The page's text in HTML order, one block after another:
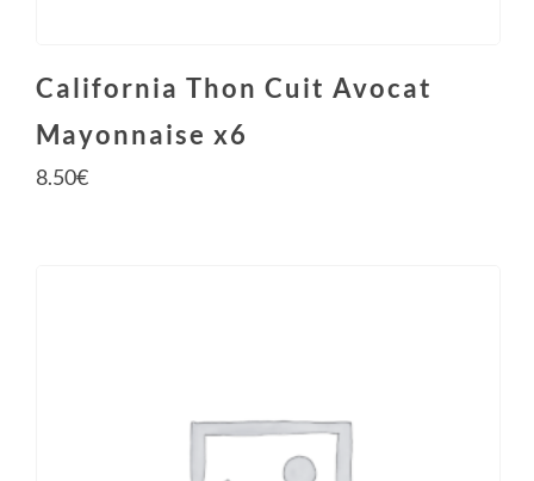
California Thon Cuit Avocat
Mayonnaise x6
8.50€